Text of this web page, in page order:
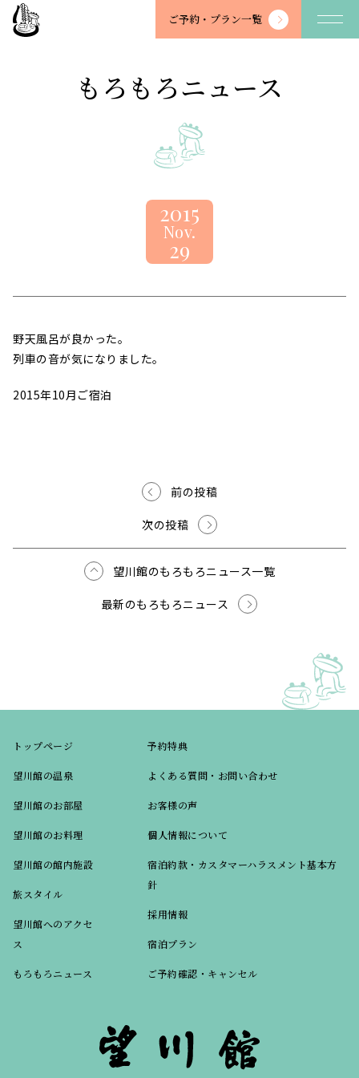
望
川
ご予約・ プラン一覧
もろもろニュース
2015
Nov.
29
野天風呂が良かった。
列車の音が気になりました。
2015年10月ご宿泊
前の投稿
次の投稿
望川館のもろもろニュース一覧
最新のもろもろニュース
トップページ
望川館の温泉
望川館のお部屋
望川館のお料理
望川館の館内施設
旅スタイル
望川館へのアクセ
ス
もろもろニュース
予約特典
よくある質問・お問い合わせ
お客様の声
個人情報について
宿泊約款・カスタマーハラスメント基本方
針
採用情報
宿泊プラン
ご予約確認・キャンセル